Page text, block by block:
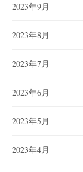
2023年9月
2023年8月
2023年7月
2023年6月
2023年5月
2023年4月